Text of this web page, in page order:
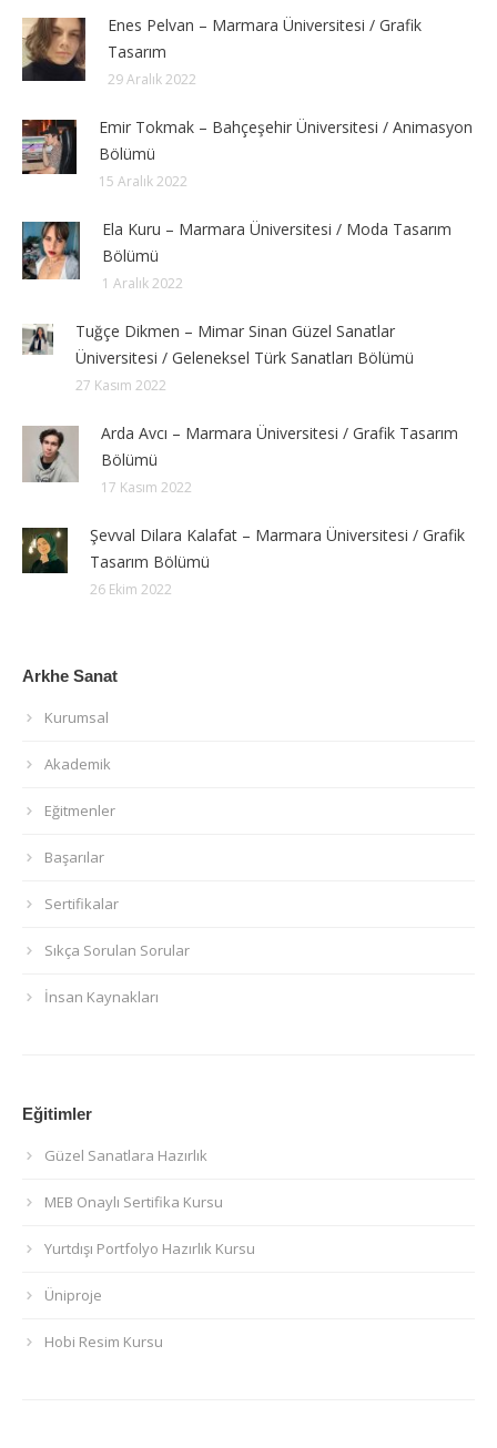
Enes Pelvan – Marmara Üniversitesi / Grafik
Tasarım
29 Aralık 2022
Emir Tokmak – Bahçeşehir Üniversitesi / Animasyon
Bölümü
15 Aralık 2022
Ela Kuru – Marmara Üniversitesi / Moda Tasarım
Bölümü
1 Aralık 2022
Tuğçe Dikmen – Mimar Sinan Güzel Sanatlar
Üniversitesi / Geleneksel Türk Sanatları Bölümü
27 Kasım 2022
Arda Avcı – Marmara Üniversitesi / Grafik Tasarım
Bölümü
17 Kasım 2022
Şevval Dilara Kalafat – Marmara Üniversitesi / Grafik
Tasarım Bölümü
26 Ekim 2022
Arkhe Sanat
Kurumsal
Akademik
Eğitmenler
Başarılar
Sertifikalar
Sıkça Sorulan Sorular
İnsan Kaynakları
Eğitimler
Güzel Sanatlara Hazırlık
MEB Onaylı Sertifika Kursu
Yurtdışı Portfolyo Hazırlık Kursu
Üniproje
Hobi Resim Kursu